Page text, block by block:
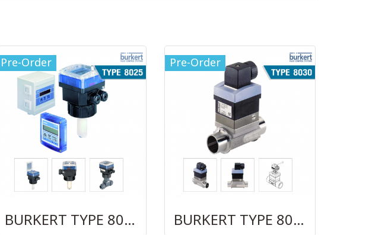
Pre-Order
BURKERT TYPE 8025
Pre-Order
BURKERT TYPE 8030